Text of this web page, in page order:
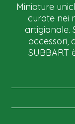
Miniature
curate nei
artigianale.
accessori,
SUBBART